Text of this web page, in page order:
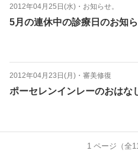
2012年04月25日(水) ・ お知らせ。
5月の連休中の診療日のお知
2012年04月23日(月) ・ 審美修復
ポーセレンインレーのおはな
1ページ（全